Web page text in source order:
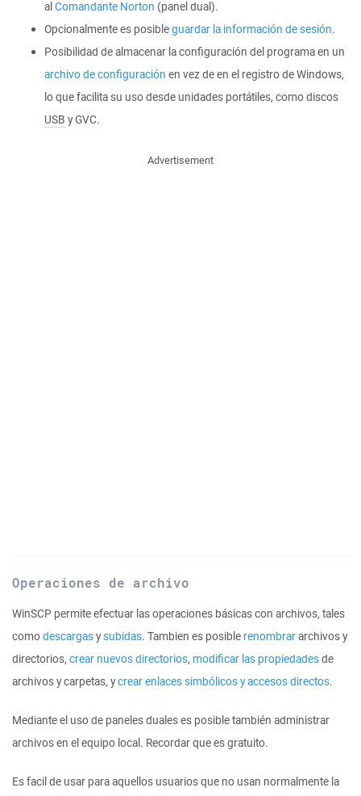
alComandante Norton (panel dual).
Opcionalmente es posibleguardar la información de sesión.
Posibilidad de almacenar la configuración del programa en un
archivo de configuración en vez de en el registro de Windows,
lo que facilita su uso desde unidades portátiles, como discos
USB y GVC.
Advertisement
Operaciones de archivo
WinSCP permite efectuar las operaciones básicas con archivos, tales
comodescargasysubidas. Tambien es posible renombrararchivos y
directorios, crear nuevos directorios, modificar las propiedadesde
archivos y carpetas, ycrear enlaces simbólicos y accesos directos.
Mediante el uso de paneles duales es posible también administrar
archivos en el equipo local. Recordar que es gratuito.
Es facil de usar para aquellos usuarios que no usan normalmente la